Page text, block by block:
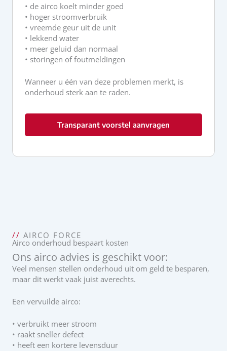
• de airco koelt minder goed
• hoger stroomverbruik
• vreemde geur uit de unit
• lekkend water
• meer geluid dan normaal
• storingen of foutmeldingen
Wanneer u één van deze problemen merkt, is
onderhoud sterk aan te raden.
Transparant voorstel aanvragen
// AIRCO FORCE
Airco onderhoud bespaart kosten
Ons airco advies is geschikt voor:
Veel mensen stellen onderhoud uit om geld te besparen,
maar dit werkt vaak juist averechts.
Een vervuilde airco:
• verbruikt meer stroom
• raakt sneller defect
• heeft een kortere levensduur